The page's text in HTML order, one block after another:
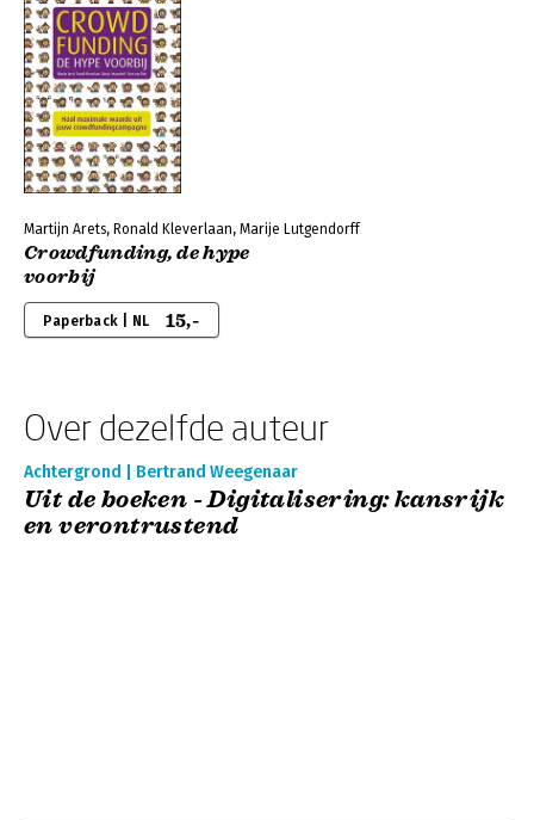
Martijn Arets, Ronald Kleverlaan, Marije Lutgendorff
Crowdfunding, de hype
voorbij
Paperback | NL 15,-
Over dezelfde auteur
Achtergrond | Bertrand Weegenaar
Uit de boeken - Digitalisering: kansrijk
en verontrustend